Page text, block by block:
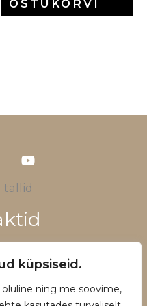
küpsiseid.
ning me soovime,
OSTUKORVI
1028
privaatsuspoliitika